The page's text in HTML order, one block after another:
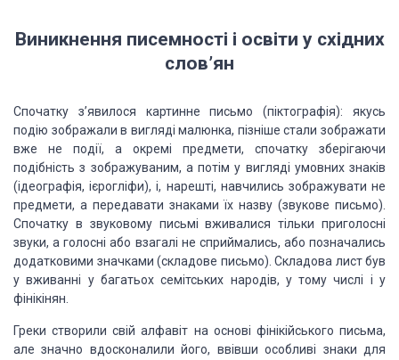
Виникнення писемності і освіти у східних
слов’ян
Спочатку з’явилося картинне письмо (піктографія): якусь
подію зображали в вигляді малюнка, пізніше стали зображати
вже не події, а окремі предмети, спочатку зберігаючи
подібність з зображуваним, а потім у вигляді умовних знаків
(ідеографія, ієрогліфи), і, нарешті, навчились зображувати не
предмети, а передавати знаками їх назву (звукове письмо).
Спочатку в звуковому письмі вживалися тільки приголосні
звуки, а голосні або взагалі не сприймались, або позначались
додатковими значками (складове письмо). Складова лист був
у вживанні у багатьох семітських народів, у тому числі і у
фінікінян.
Греки створили свій алфавіт на основі фінікійського письма,
але значно вдосконалили його, ввівши особливі знаки для